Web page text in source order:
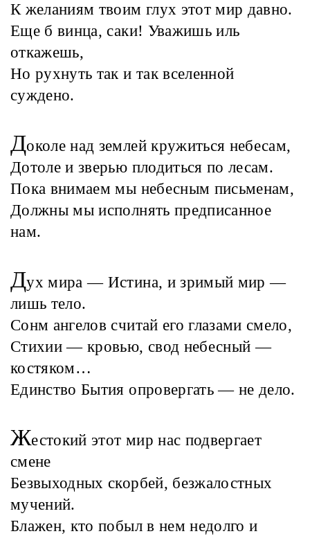
К желаниям твоим глух этот мир давно.
Еще б винца, саки! Уважишь иль
откажешь,
Но рухнуть так и так вселенной
суждено.
Доколе над землей кружиться небесам,
Дотоле и зверью плодиться по лесам.
Пока внимаем мы небесным письменам,
Должны мы исполнять предписанное
нам.
Дух мира — Истина, и зримый мир —
лишь тело.
Сонм ангелов считай его глазами смело,
Стихии — кровью, свод небесный —
костяком…
Единство Бытия опровергать — не дело.
Жестокий этот мир нас подвергает
смене
Безвыходных скорбей, безжалостных
мучений.
Блажен, кто побыл в нем недолго и